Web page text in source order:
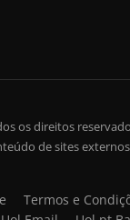
os direitos
de sites
Termos e